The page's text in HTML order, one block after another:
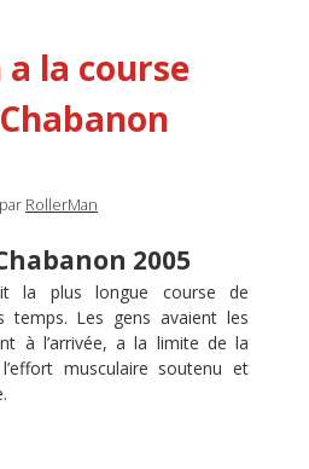
la course
par RollerMan
2005
la plus longue course de
temps. Les gens avaient les
à l’arrivée, a la limite de la
musculaire soutenu et